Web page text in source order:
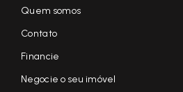
Quem somos
Contato
Financie
Negocie o seu imóvel